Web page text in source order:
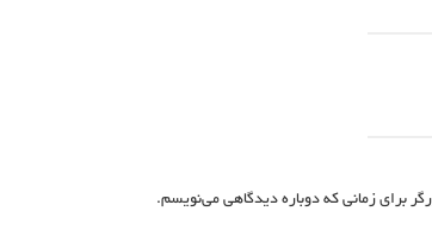
برای زمانی که دوباره دیدگاهی می‌نویسم.